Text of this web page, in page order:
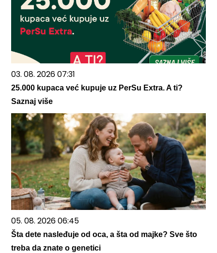
03. 08. 2026 07:31
25.000 kupaca već kupuje uz PerSu Extra. A ti?
Saznaj više
05. 08. 2026 06:45
Šta dete nasleđuje od oca, a šta od majke? Sve što
treba da znate o genetici